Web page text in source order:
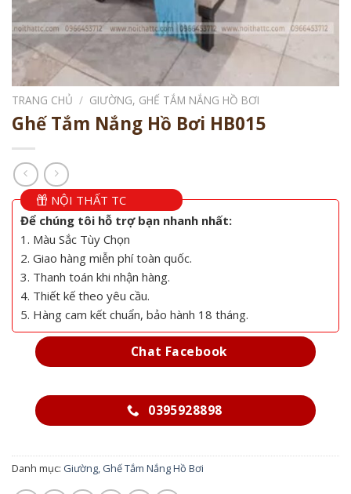
TRANG CHỦ / GIƯỜNG, GHẾ TẮM NẮNG HỒ BƠI
Ghế Tắm Nắng Hồ Bơi HB015
NỘI THẤT TC
Để chúng tôi hỗ trợ bạn nhanh nhất:
1. Màu Sắc Tùy Chọn
2. Giao hàng miễn phí toàn quốc.
3. Thanh toán khi nhận hàng.
4. Thiết kế theo yêu cầu.
5. Hàng cam kết chuẩn, bảo hành 18 tháng.
Chat Facebook
0395928898
Danh mục: Giường, Ghế Tắm Nắng Hồ Bơi